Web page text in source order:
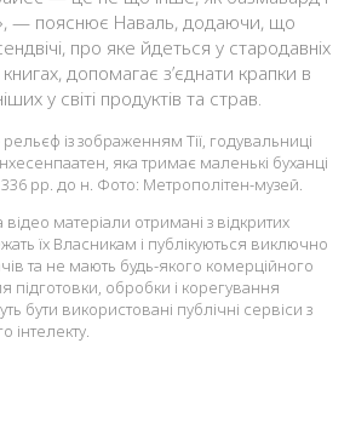
— пояснює Наваль, додаючи, що
про яке йдеться у стародавніх
допомагає з’єднати крапки в
у світі продуктів та страв.
із зображенням Тії, годувальниці
яка тримає маленькі буханці
рр. до н. Фото: Метрополітен-музей.
матеріали отримані з відкритих
їх Власникам і публікуються виключно
та не мають будь-якого комерційного
підготовки, обробки і корегування
бути використовані публічні сервіси з
інтелекту.